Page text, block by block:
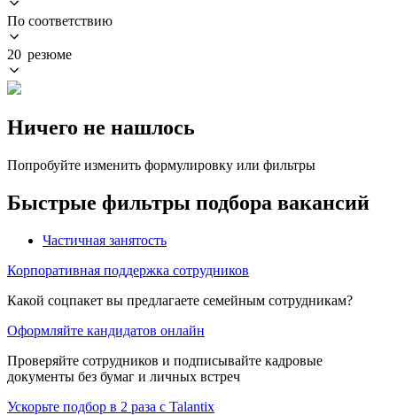
По соответствию
20 резюме
Ничего не нашлось
Попробуйте изменить формулировку или фильтры
Быстрые фильтры подбора вакансий
Частичная занятость
Корпоративная поддержка сотрудников
Какой соцпакет вы предлагаете семейным сотрудникам?
Оформляйте кандидатов онлайн
Проверяйте сотрудников и подписывайте кадровые
документы без бумаг и личных встреч
Ускорьте подбор в 2 раза с Talantix